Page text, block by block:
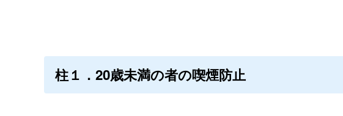
柱１．20歳未満の者の喫煙防止